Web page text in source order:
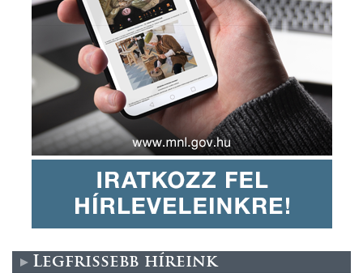
Legfrissebb híreink